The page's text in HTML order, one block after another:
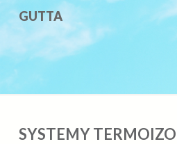
GUTTA
SYSTEMY